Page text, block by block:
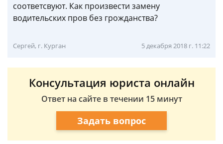
соответсвуют. Как произвести замену
водительских пров без грожданства?
Сергей, г. Курган 5 декабря 2018 г. 11:22
Консультация юриста онлайн
Ответ на сайте в течении 15 минут
Задать вопрос